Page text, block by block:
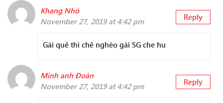
Khang Nhỏ
November 27, 2019 at 4:42 pm
Reply
Gái quê thì chê nghèo gái SG che hu
Minh anh Đoàn
November 27, 2019 at 4:42 pm
Reply